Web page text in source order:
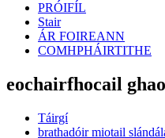
PRÓIFÍL
Stair
ÁR FOIREANN
COMHPHÁIRTITHE
eochairfhocail
Táirgí
brathadóir miotail